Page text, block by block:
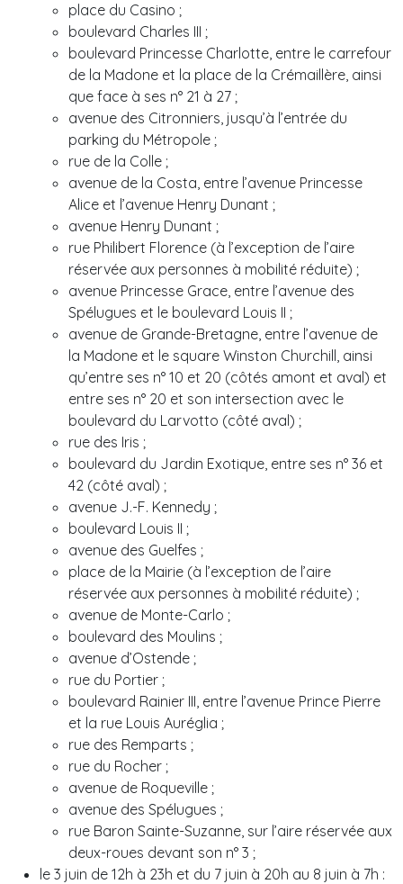
place du Casino ;
boulevard Charles III ;
boulevard Princesse Charlotte, entre le carrefour
de la Madone et la place de la Crémaillère, ainsi
que face à ses n° 21 à 27 ;
avenue des Citronniers, jusqu’à l’entrée du
parking du Métropole ;
rue de la Colle ;
avenue de la Costa, entre l’avenue Princesse
Alice et l’avenue Henry Dunant ;
avenue Henry Dunant ;
rue Philibert Florence (à l’exception de l’aire
réservée aux personnes à mobilité réduite) ;
avenue Princesse Grace, entre l’avenue des
Spélugues et le boulevard Louis II ;
avenue de Grande-Bretagne, entre l’avenue de
la Madone et le square Winston Churchill, ainsi
qu’entre ses n° 10 et 20 (côtés amont et aval) et
entre ses n° 20 et son intersection avec le
boulevard du Larvotto (côté aval) ;
rue des Iris ;
boulevard du Jardin Exotique, entre ses n° 36 et
42 (côté aval) ;
avenue J.-F. Kennedy ;
boulevard Louis II ;
avenue des Guelfes ;
place de la Mairie (à l’exception de l’aire
réservée aux personnes à mobilité réduite) ;
avenue de Monte-Carlo ;
boulevard des Moulins ;
avenue d’Ostende ;
rue du Portier ;
boulevard Rainier III, entre l’avenue Prince Pierre
et la rue Louis Auréglia ;
rue des Remparts ;
rue du Rocher ;
avenue de Roqueville ;
avenue des Spélugues ;
rue Baron Sainte-Suzanne, sur l’aire réservée aux
deux-roues devant son n° 3 ;
le 3 juin de 12h à 23h et du 7 juin à 20h au 8 juin à 7h :